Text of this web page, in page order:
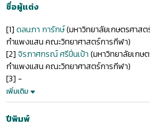
ชื่อผู้แต่ง
[1] ดลนภา การักษ์(มหาวิทยาลัยเกษตรศาสต
กำแพงแสน คณะวิทยาศาสตร์การกีฬา)
[2] จิรภาศกรณ์ ศรีปิ่นเป้า (มหาวิทยาลัยเกษ
กำแพงแสน คณะวิทยาศาสตร์การกีฬา)
[3] -
เพิ่มเติม
ปีพิมพ์